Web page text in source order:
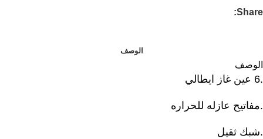
Share:
الوصف
الوصف
.6 عين غاز ايطالي
.مفاتيح عازله للحراره
.شبك ثقيل